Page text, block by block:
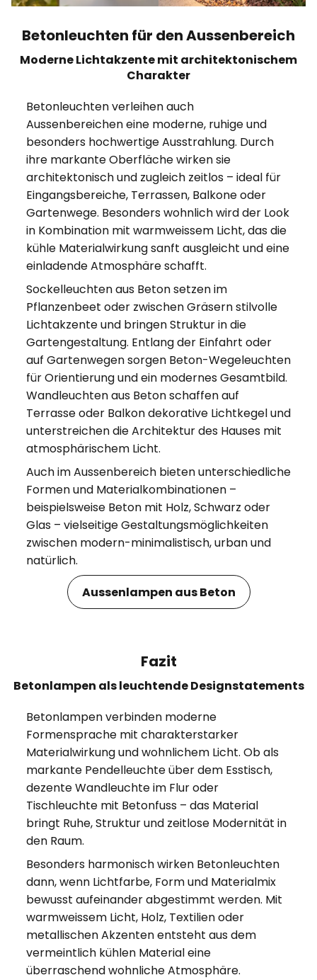
Betonleuchten für den Aussenbereich
Moderne Lichtakzente mit architektonischem
Charakter
Betonleuchten verleihen auch
Aussenbereichen eine moderne, ruhige und
besonders hochwertige Ausstrahlung. Durch
ihre markante Oberfläche wirken sie
architektonisch und zugleich zeitlos – ideal für
Eingangsbereiche, Terrassen, Balkone oder
Gartenwege. Besonders wohnlich wird der Look
in Kombination mit warmweissem Licht, das die
kühle Materialwirkung sanft ausgleicht und eine
einladende Atmosphäre schafft.
Sockelleuchten aus Beton setzen im
Pflanzenbeet oder zwischen Gräsern stilvolle
Lichtakzente und bringen Struktur in die
Gartengestaltung. Entlang der Einfahrt oder
auf Gartenwegen sorgen Beton-Wegeleuchten
für Orientierung und ein modernes Gesamtbild.
Wandleuchten aus Beton schaffen auf
Terrasse oder Balkon dekorative Lichtkegel und
unterstreichen die Architektur des Hauses mit
atmosphärischem Licht.
Auch im Aussenbereich bieten unterschiedliche
Formen und Materialkombinationen –
beispielsweise Beton mit Holz, Schwarz oder
Glas – vielseitige Gestaltungsmöglichkeiten
zwischen modern-minimalistisch, urban und
natürlich.
Aussenlampen aus Beton
Fazit
Betonlampen als leuchtende Designstatements
Betonlampen verbinden moderne
Formensprache mit charakterstarker
Materialwirkung und wohnlichem Licht. Ob als
markante Pendelleuchte über dem Esstisch,
dezente Wandleuchte im Flur oder
Tischleuchte mit Betonfuss – das Material
bringt Ruhe, Struktur und zeitlose Modernität in
den Raum.
Besonders harmonisch wirken Betonleuchten
dann, wenn Lichtfarbe, Form und Materialmix
bewusst aufeinander abgestimmt werden. Mit
warmweissem Licht, Holz, Textilien oder
metallischen Akzenten entsteht aus dem
vermeintlich kühlen Material eine
überraschend wohnliche Atmosphäre.